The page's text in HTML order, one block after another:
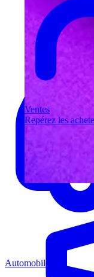
Ventes
Repérez les
Automobile